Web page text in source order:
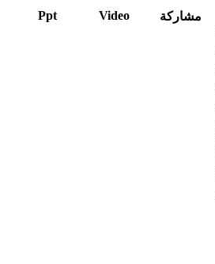
Ppt Video مشاركة